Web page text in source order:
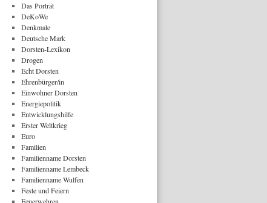
Das Porträt
DeKoWe
Denkmale
Deutsche Mark
Dorsten-Lexikon
Drogen
Echt Dorsten
Ehrenbürger/in
Einwohner Dorsten
Energiepolitik
Entwicklungshilfe
Erster Weltkrieg
Euro
Familien
Familienname Dorsten
Familienname Lembeck
Familienname Wulfen
Feste und Feiern